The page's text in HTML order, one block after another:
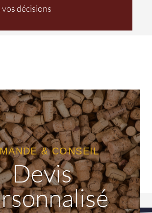
décisions
& CONSEIL
Devis